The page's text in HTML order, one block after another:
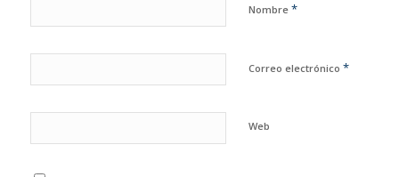
Nombre *
Correo electrónico *
Web